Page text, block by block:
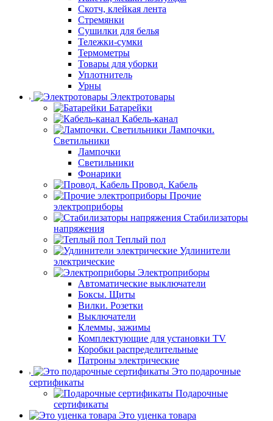
Скотч, клейкая лента
Стремянки
Сушилки для белья
Тележки-сумки
Термометры
Товары для уборки
Уплотнитель
Урны
Электротовары
Батарейки
Кабель-канал
Лампочки.
Светильники
Лампочки
Светильники
Фонарики
Провод. Кабель
Прочие
электроприборы
Стабилизаторы
напряжения
Теплый пол
Удлинители
электрические
Электроприборы
Автоматические выключатели
Боксы. Щиты
Вилки. Розетки
Выключатели
Клеммы, зажимы
Комплектующие для установки TV
Коробки распределительные
Патроны электрические
Это подарочные
сертификаты
Подарочные
сертификаты
Это уценка товара